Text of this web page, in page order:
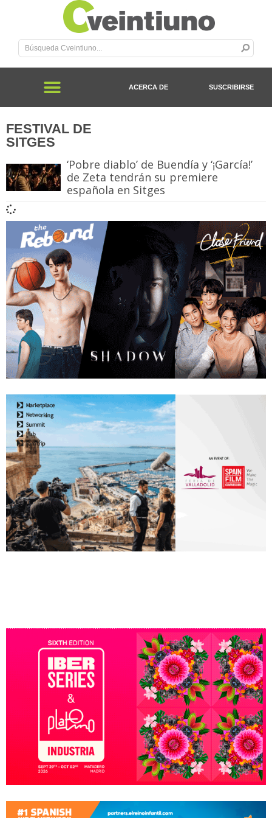
ACERCA DE SUSCRIBIRSE
FESTIVAL DE
SITGES
‘Pobre diablo’ de Buendía y ‘¡García!’
de Zeta tendrán su premiere
española en Sitges